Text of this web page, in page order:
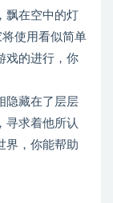
飘在空中的灯
将使用看似简单
戏的进行，你
隐藏在了层层
寻求着他所认
界，你能帮助